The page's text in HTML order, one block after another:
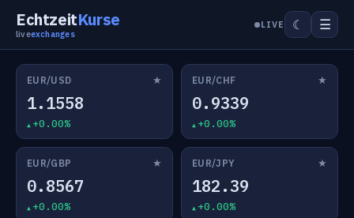
EchtzeitKurse
liveexchanges
LIVE ☾ ☰
EUR/USD ★
1.1558
+0.00%
EUR/CHF ★
0.9339
+0.00%
EUR/GBP ★
0.8567
+0.00%
EUR/JPY ★
182.39
+0.00%